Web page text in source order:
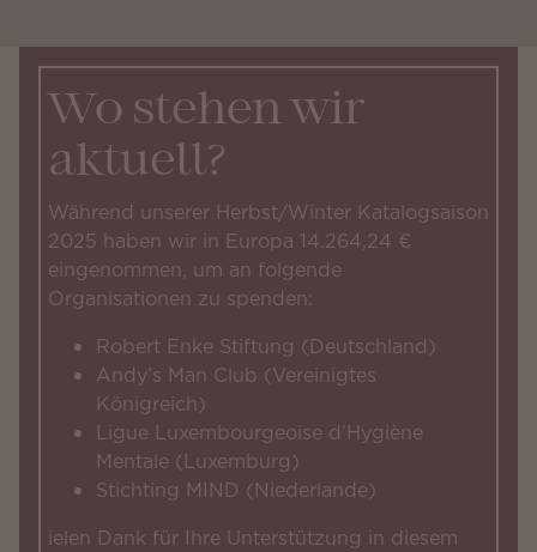
Wo stehen wir
aktuell?
Während unserer Herbst/Winter Katalogsaison
2025 haben wir in Europa 14.264,24 €
eingenommen, um an folgende
Organisationen zu spenden:
Robert Enke Stiftung (Deutschland)
Andy’s Man Club (Vereinigtes
Königreich)
Ligue Luxembourgeoise d’Hygiène
Mentale (Luxemburg)
Stichting MIND (Niederlande)
ielen Dank für Ihre Unterstützung in diesem